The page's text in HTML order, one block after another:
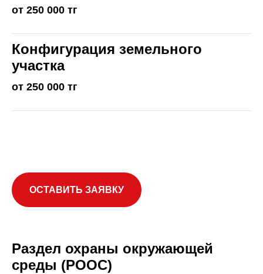
от 250 000 тг
Конфигурация земельного
участка
от 250 000 тг
ОСТАВИТЬ ЗАЯВКУ
Раздел охраны окружающей
среды (РООС)